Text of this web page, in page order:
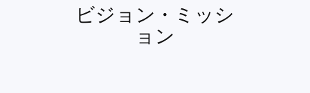
ビジョン・ミッシ
ョン